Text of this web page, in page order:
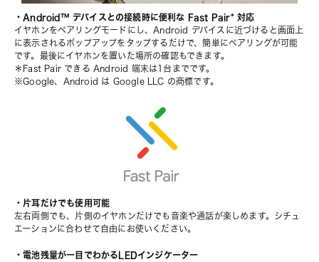
・Android™ デバイスとの接続時に便利な Fast Pair* 対応
イヤホンをペアリングモードにし、Android デバイスに近づけると画面上
に表示されるポップアップをタップするだけで、簡単にペアリングが可能
です。最後にイヤホンを置いた場所の確認もできます。
＊Fast Pair できる Android 端末は1台までです。
※Google、Android は Google LLC の商標です。
・片耳だけでも使用可能
左右両側でも、片側のイヤホンだけでも音楽や通話が楽しめます。シチュ
エーションに合わせて自由にお使いください。
・電池残量が一目でわかるLEDインジケーター